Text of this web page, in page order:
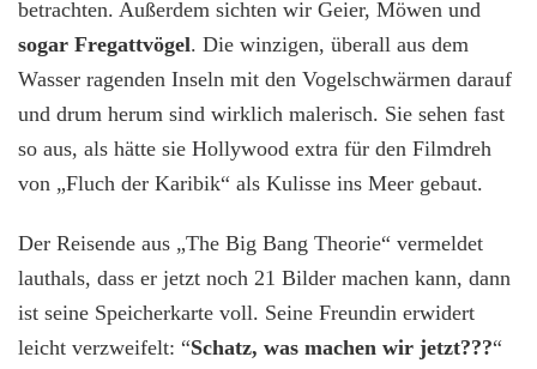
betrachten. Außerdem sichten wir Geier, Möwen und
sogar Fregattvögel. Die winzigen, überall aus dem
Wasser ragenden Inseln mit den Vogelschwärmen darauf
und drum herum sind wirklich malerisch. Sie sehen fast
so aus, als hätte sie Hollywood extra für den Filmdreh
von „Fluch der Karibik“ als Kulisse ins Meer gebaut.
Der Reisende aus „The Big Bang Theorie“ vermeldet
lauthals, dass er jetzt noch 21 Bilder machen kann, dann
ist seine Speicherkarte voll. Seine Freundin erwidert
leicht verzweifelt: “Schatz, was machen wir jetzt???“